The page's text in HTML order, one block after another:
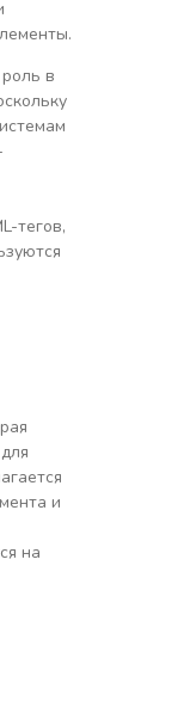
в
тегов,
и
на